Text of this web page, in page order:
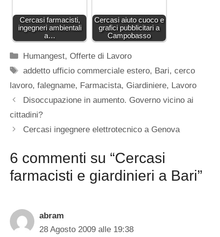
Cercasi farmacisti,
ingegneri ambientali
a…
Cercasi aiuto cuoco e
grafici pubblicitari a
Campobasso
Categorie
Humangest,Offerte di Lavoro
Tag
addetto ufficio commerciale estero, Bari,cerco
lavoro, falegname, Farmacista, Giardiniere, Lavoro
Disoccupazione in aumento. Governo vicino ai
cittadini?
Cercasi ingegnere elettrotecnico a Genova
6 commenti su “Cercasi
farmacisti e giardinieri a Bari”
abram
28 Agosto 2009 alle 19:38